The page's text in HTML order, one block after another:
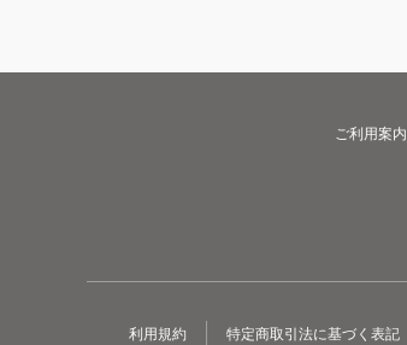
ご利用案内
利用規約 特定商取引法に基づく表記